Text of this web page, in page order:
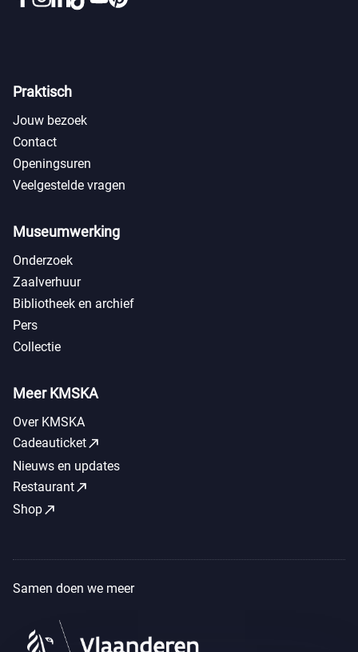
Praktisch
Jouw bezoek
Contact
Openingsuren
Veelgestelde vragen
Museumwerking
Onderzoek
Zaalverhuur
Bibliotheek en archief
Pers
Collectie
Meer KMSKA
Over KMSKA
Cadeauticketcall_made
Nieuws en updates
Restaurantcall_made
Shopcall_made
Samen doen we meer